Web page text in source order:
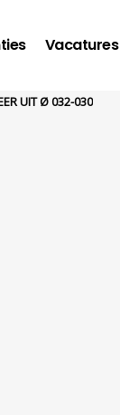
Vacatures
UIT Ø 032-030